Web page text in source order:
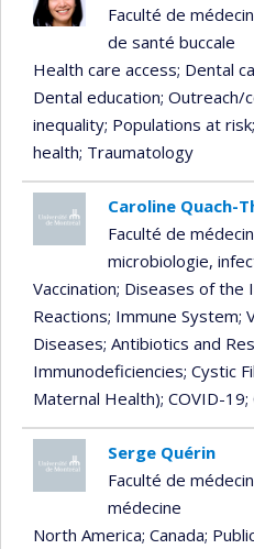
Faculté de
de santé buccale
Health care access; Dental
Dental education; Outreach/
inequality; Populations at risk
health; Traumatology
Caroline Quach-
Faculté de
microbiologie,
Vaccination; Diseases of the
Reactions; Immune System;
Diseases; Antibiotics and
Immunodeficiencies; Cystic
Maternal Health); COVID-19;
Serge Quérin
Faculté de
médecine
North America; Canada;